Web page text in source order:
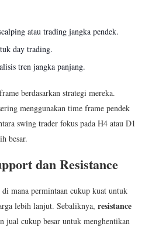
atau trading jangka pendek.
day trading.
tren jangka panjang.
berdasarkan strategi mereka.
menggunakan time frame pendek
swing trader fokus pada H4 atau D1
besar.
dan Resistance
di mana permintaan cukup kuat untuk
lebih lanjut. Sebaliknya, resistance
jual cukup besar untuk menghentikan